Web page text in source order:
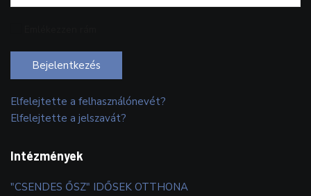
Bejelentkezés
Elfelejtette a felhasználónevét?
Elfelejtette a jelszavát?
Intézmények
"CSENDES ŐSZ" IDŐSEK OTTHONA